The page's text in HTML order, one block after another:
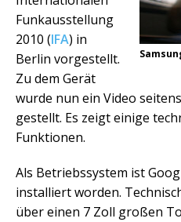
Funkausstellung
2010 (IFA) in
Berlin vorgestellt.
Zu dem Gerät
wurde nun ein Video
gestellt. Es zeigt einige
Funktionen.
Als Betriebssystem ist
installiert worden.
über einen 7 Zoll großen